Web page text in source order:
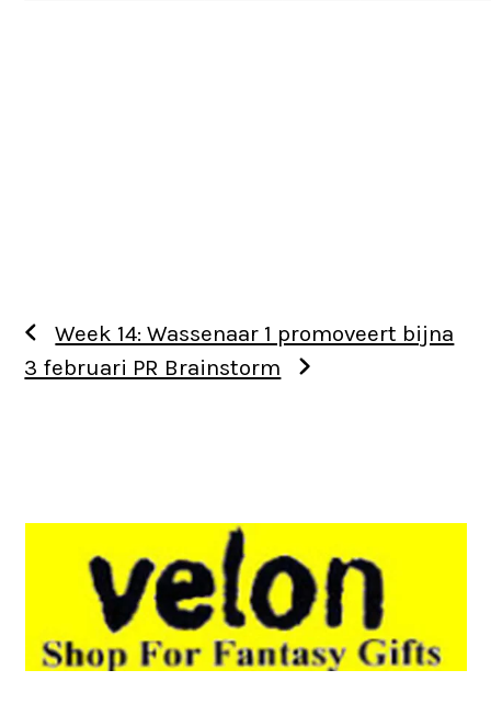
Week 14: Wassenaar 1 promoveert bijna
3 februari PR Brainstorm
right
arrow